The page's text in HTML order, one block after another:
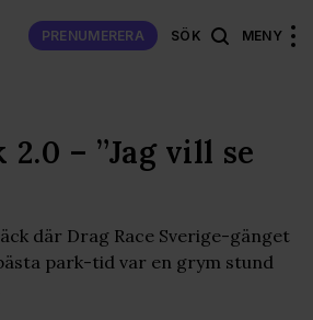
PRENUMERERA SÖK MENY
2.0 – ”Jag vill se
där Drag Race Sverige-gänget
park-tid var en grym stund